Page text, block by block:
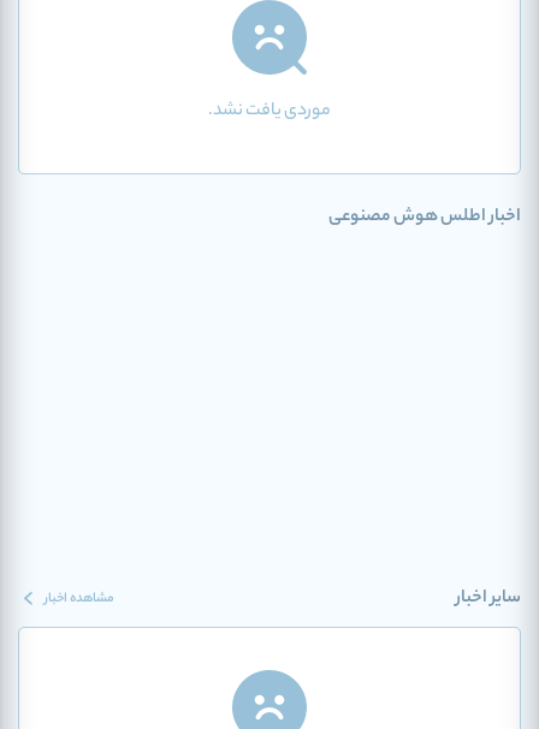
موردی یافت نشد.
اخبار اطلس هوش مصنوعی
سایر اخبار مشاهده اخبار